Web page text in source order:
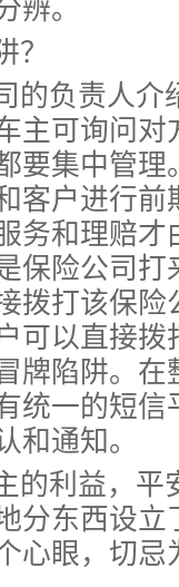
辨。
的负责人介
主可询问对
要集中管
客户进行
务和理赔
保险公司
拨打该保
可以直接拨
牌陷阱。
统一的短
和通知。
的利益，平
分东西设
心眼，切